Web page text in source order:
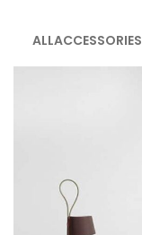
ALLACCESSORIES